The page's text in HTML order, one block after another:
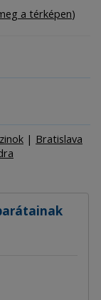
a térképen)
| Bratislava